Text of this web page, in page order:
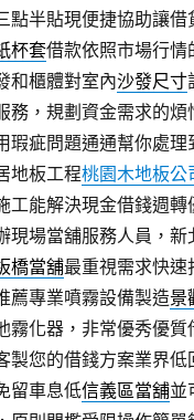
點半貼現便捷協助讓借
杯套借款依照市場行情
和櫃體對室內沙發尺寸
務，規劃資金需求的煩
瑕疵問題通通幫你處理
地板工程桃園木地板公
工能解決現金借錢週轉
現場當舖服務人員，新
橋當舖最重視需求快速
薦專業噴霧設備製造景
霧化器，非常優秀優質
製您的借錢方案業界低
留車息低信義區當舖並